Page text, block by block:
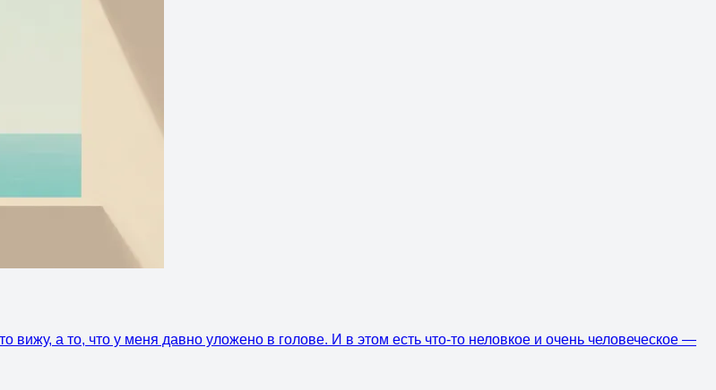
вижу, а то, что у меня давно уложено в голове. И в этом есть что-то неловкое и очень человеческое —